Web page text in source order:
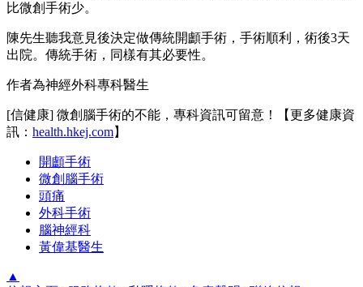
比微創手術少。
陳先生聽我意見後決定做傳統開顱手術，手術順利，術後3天
出院。傳統手術，同樣有其必要性。
作者為神經外科專科醫生
[信健康] 微創腦手術的不能，專科資訊可留意！【更多健康資
訊： health.hkej.com】
開顱手術
微創腦手術
頭痛
外科手術
腦神經科
黃偉基醫生
▲